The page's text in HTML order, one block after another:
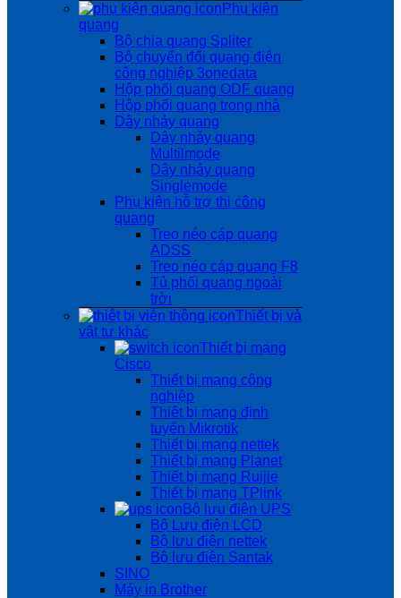
Phụ kiện
quang
Bộ chia quang Spliter
Bộ chuyển đổi quang điện
công nghiệp 3onedata
Hộp phối quang ODF quang
Hộp phối quang trong nhà
Dây nhảy quang
Dây nhảy quang
Multilmode
Dây nhảy quang
Singlemode
Phụ kiện hỗ trợ thi công
quang
Treo néo cáp quang
ADSS
Treo néo cáp quang F8
Tủ phối quang ngoài
trời
Thiết bị và
vật tư khác
Thiết bị mạng
Cisco
Thiết bị mạng công
nghiệp
Thiêt bị mạng định
tuyến Mikrotik
Thiết bị mạng nettek
Thiết bị mạng Planet
Thiết bị mạng Ruijie
Thiết bị mạng TPlink
Bộ lưu điện UPS
Bộ Lưu điện LCD
Bộ lưu điện nettek
Bộ lưu điện Santak
SINO
Máy in Brother